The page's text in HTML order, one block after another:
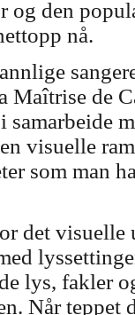
og den
nå.
Maîtrise de
samarbeide
visuelle
som man
det
lys, fakler
Når teppet